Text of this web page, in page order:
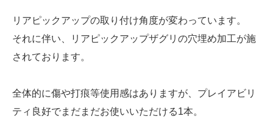
リアピックアップの取り付け角度が変わっています。
それに伴い、リアピックアップザグリの穴埋め加工が施
されております。
全体的に傷や打痕等使用感はありますが、プレイアビリ
ティ良好でまだまだお使いいただける1本。